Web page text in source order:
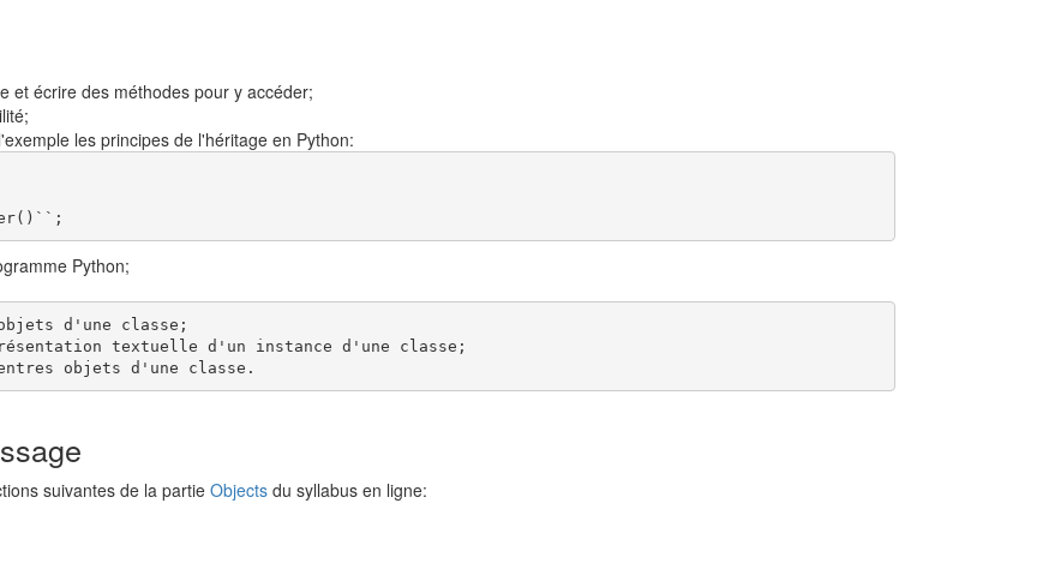
et écrire des méthodes pour y accéder;
les principes de l'héritage en Python:
Python;
d'une classe;
textuelle d'un instance d'une classe;
suivantes de la partie Objects du syllabus en ligne: